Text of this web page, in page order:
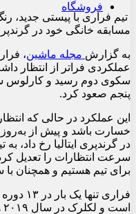
فروشگاه
تیم فراری با پیستی جدید،
مسابقه خانگی خود در
به گزارش مجله ماشین،
عملکردی فراتر از انتظار
سکوی دوم رسید و کارلوس
پنجم صعود کرد.
این عملکرد در حالی که
خسارت باشد و پیش از
در گرندپری ایتالیا رخ داد،
سرعت انتظارات را تعدیل
برای تیم هستیم و همچنان
فراری
است و لکلرک در سال ۲۰۱۹ هواداران پرشور خود را به وجد آورد.